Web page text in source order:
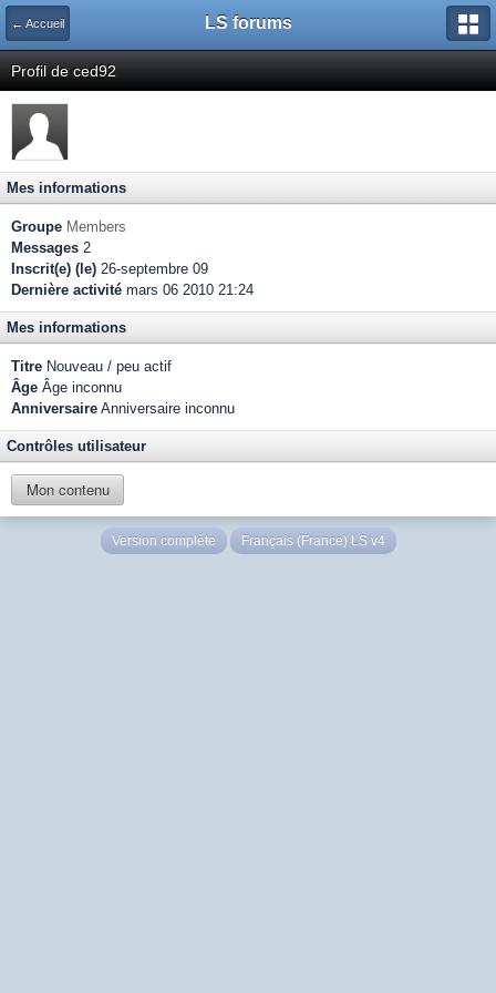
← Accueil LS forums
Profil de ced92
Mes informations
Groupe Members
Messages 2
Inscrit(e) (le) 26-septembre 09
Dernière activité mars 06 2010 21:24
Mes informations
Titre Nouveau / peu actif
Âge Âge inconnu
Anniversaire Anniversaire inconnu
Contrôles utilisateur
Mon contenu
Version complète Français (France) LS v4